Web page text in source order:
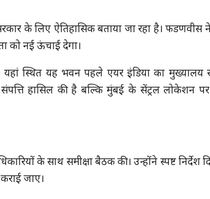
के लिए ऐतिहासिक बताया जा रहा है।
को नई ऊंचाई देगा।
यहां स्थित यह भवन पहले एयर इंडिया का मुख्यालय
हासिल की है बल्कि मुंबई के सेंट्रल लोकेशन
के साथ समीक्षा बैठक की। उन्होंने स्पष्ट निर्देश
जाए।